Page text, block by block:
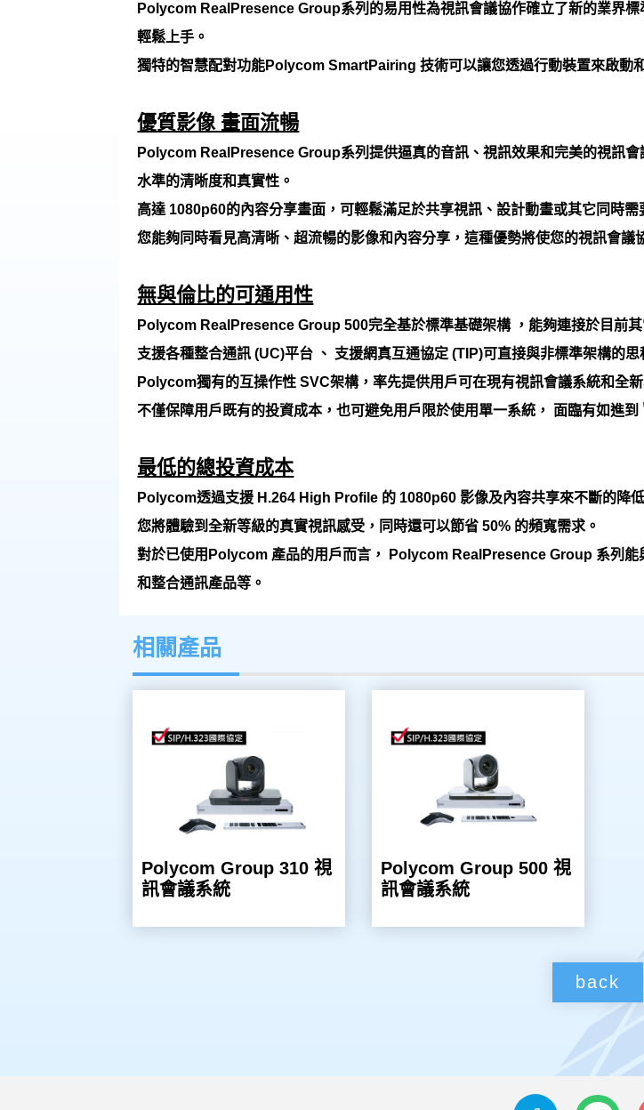
Polycom RealPresence Group系列的易用性為視訊會議協作確立了新的業界
輕鬆上手。
獨特的智慧配對功能Polycom SmartPairing 技術可以讓您透過行動裝置來啟動
優質影像 畫面流暢
Polycom RealPresence Group系列提供逼真的音訊、視訊效果和完美的視訊
水準的清晰度和真實性。
高達 1080p60的內容分享畫面，可輕鬆滿足於共享視訊、設計動畫或其它同時需
您能夠同時看見高清晰、超流暢的影像和內容分享，這種優勢將使您的視訊會議
無與倫比的可通用性
Polycom RealPresence Group 500完全基於標準基礎架構 ，能夠連接於目前
支援各種整合通訊 (UC)平台 、 支援網真互通協定 (TIP)可直接與非標準架構的
Polycom獨有的互操作性 SVC架構，率先提供用戶可在現有視訊會議系統和全
不僅保障用戶既有的投資成本，也可避免用戶限於使用單一系統， 面臨有如進到
最低的總投資成本
Polycom透過支援 H.264 High Profile 的 1080p60 影像及內容共享來不斷的降
您將體驗到全新等級的真實視訊感受，同時還可以節省 50% 的頻寬需求。
對於已使用Polycom 產品的用戶而言， Polycom RealPresence Group 系列
和整合通訊產品等。
相關產品
Polycom Group 310 視
訊會議系統
Polycom Group 500 視
訊會議系統
back